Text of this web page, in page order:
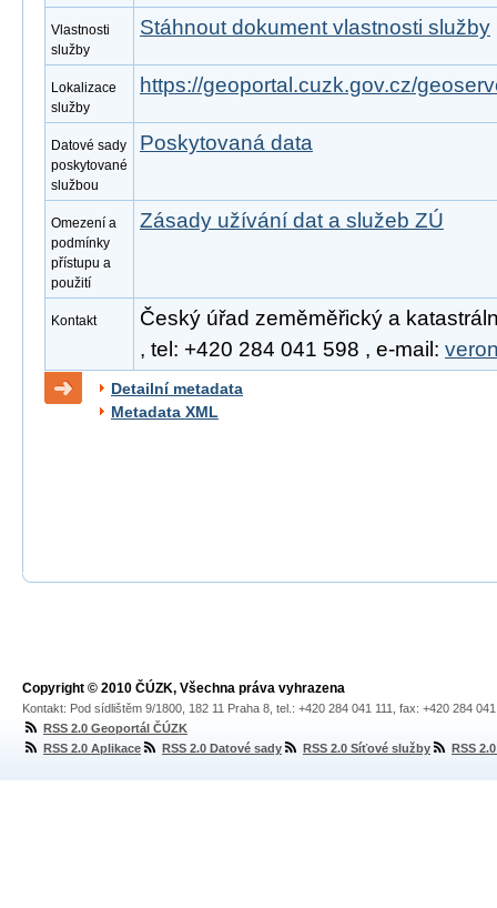
Vlastnosti
služby
Stáhnout dokument vlastnosti služby
Lokalizace
služby
https://geoportal.cuzk.gov.cz/
Datové sady
poskytované
službou
Poskytovaná data
Omezení a
podmínky
přístupu a
použití
Zásady užívání dat a služeb ZÚ
Kontakt
Český úřad zeměměřický a
, tel: +420 284 041 598 , e-mail:
Detailní metadata
Metadata XML
Copyright © 2010 ČÚZK, Všechna práva vyhrazena
Kontakt: Pod sídlištěm 9/1800, 182 11 Praha 8, tel.: +420 284 041 111, fax: +420 284
RSS 2.0 Geoportál ČÚZK
RSS 2.0 Aplikace
RSS 2.0 Datové sady RSS 2.0 Síťové služby RSS